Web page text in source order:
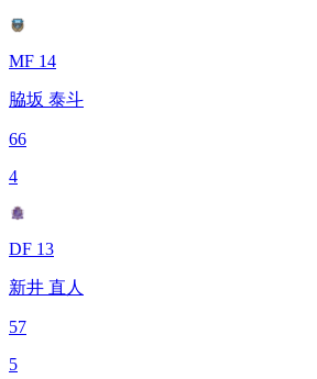
MF 14
脇坂 泰斗
66
4
DF 13
新井 直人
57
5